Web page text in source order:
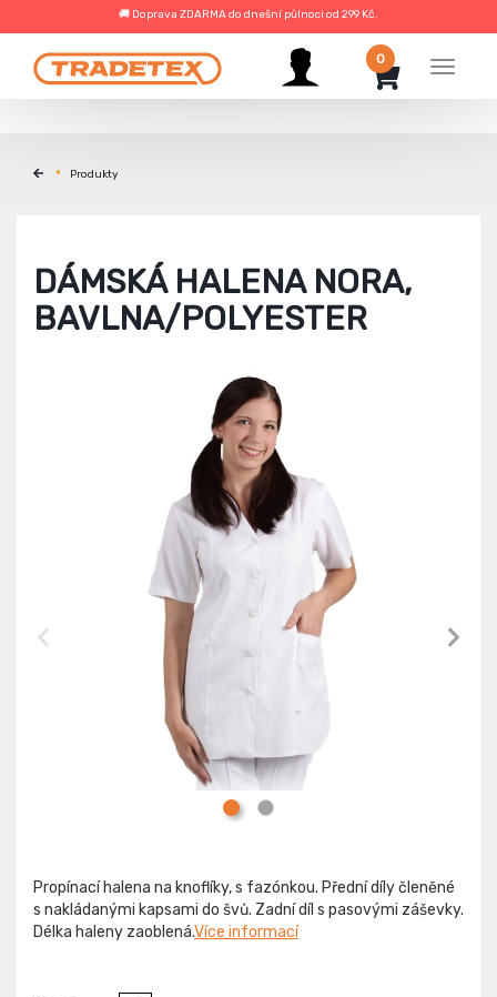
🚚 Doprava ZDARMA do dnešní půlnoci od 299 Kč.
Menu
0
Produkty
DÁMSKÁ HALENA NORA,
BAVLNA/POLYESTER
Propínací halena na knoflíky, s fazónkou. Přední díly členěné
s nakládanými kapsami do švů. Zadní díl s pasovými záševky.
Délka haleny zaoblená.Více informací